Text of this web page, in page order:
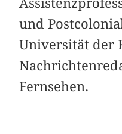
und
Universität der
Fernsehen.